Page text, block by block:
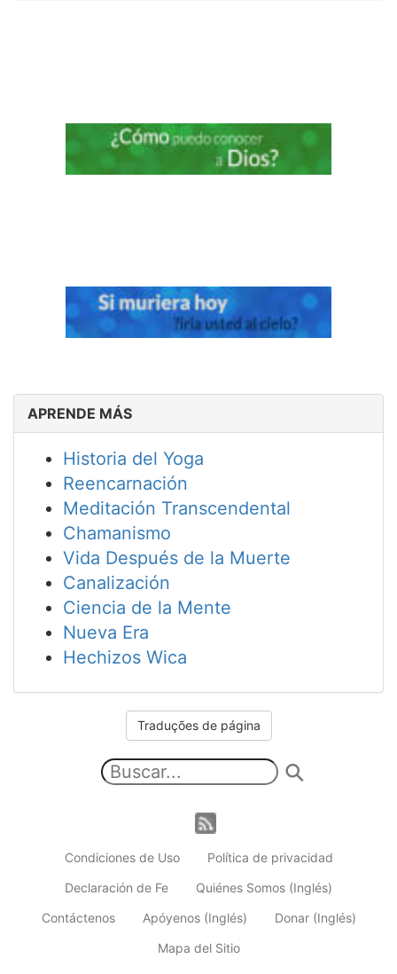
APRENDE MÁS
Historia del Yoga
Reencarnación
Meditación Transcendental
Chamanismo
Vida Después de la Muerte
Canalización
Ciencia de la Mente
Nueva Era
Hechizos Wica
Traduções de página
Condiciones de Uso
Política de privacidad
Declaración de Fe
Quiénes Somos (Inglés)
Contáctenos
Apóyenos (Inglés)
Donar (Inglés)
Mapa del Sitio